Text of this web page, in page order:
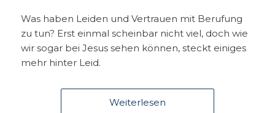
Was haben Leiden und Vertrauen mit Berufung
zu tun? Erst einmal scheinbar nicht viel, doch wie
wir sogar bei Jesus sehen können, steckt einiges
mehr hinter Leid.
Weiterlesen